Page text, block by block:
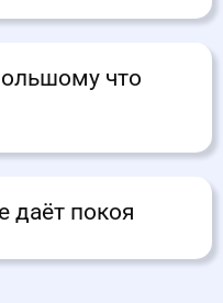
что
даёт покоя